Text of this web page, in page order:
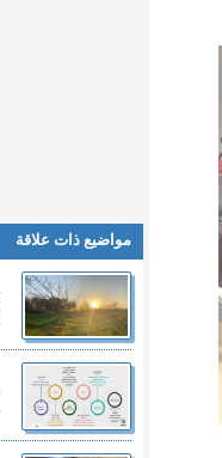
مواضيع ذات علاقة